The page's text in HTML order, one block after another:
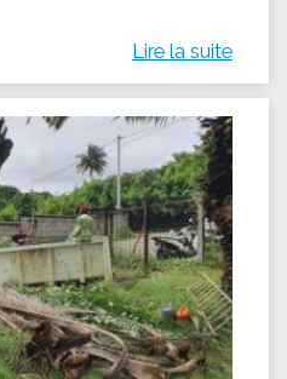
Lire la suite